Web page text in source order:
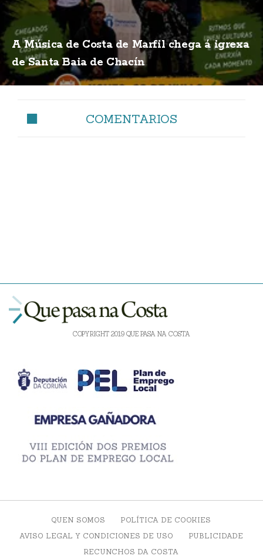
A Música de Costa de Marfil chega á igrexa
de Santa Baia de Chacín
COMENTARIOS
COPYRIGHT 2019 QUE PASA NA COSTA
QUEN SOMOS
POLÍTICA DE COOKIES
AVISO LEGAL Y CONDICIONES DE USO
PUBLICIDADE
RECUNCHOS DA COSTA